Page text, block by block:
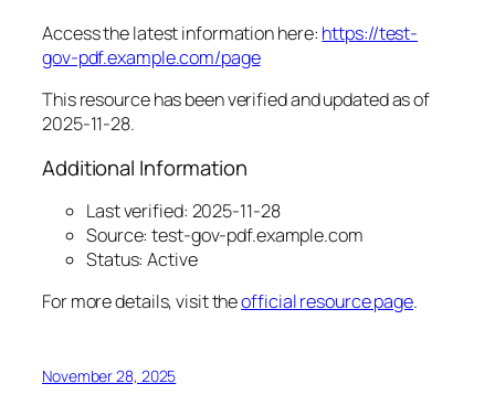
Access the latest information here: https://test-
gov-pdf.example.com/page
This resource has been verified and updated as of
2025-11-28.
Additional Information
Last verified: 2025-11-28
Source: test-gov-pdf.example.com
Status: Active
For more details, visit theofficial resource page.
November 28, 2025